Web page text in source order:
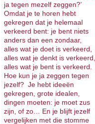
ja tegen mezelf zeggen?’
Omdat je te horen hebt
gekregen dat je helemaal
verkeerd bent: je bent niets
anders dan een zondaar,
alles wat je doet is verkeerd,
alles wat je denkt is verkeerd,
alles wat je bent is verkeerd.
Hoe kun je ja zeggen tegen
jezelf? Je hebt ideeën
gekregen, grote idealen,
dingen moeten: je moet zus
zijn, of zo… En je blijft jezelf
vergelijken met die stomme